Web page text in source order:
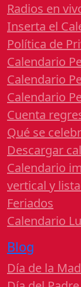
Radios en
Inserta el
Política de
Calendario
Calendario
Calendario
Cuenta
Qué se
Descargar
Calendario
vertical y
Feriados
Calendario
Blog
Día de la